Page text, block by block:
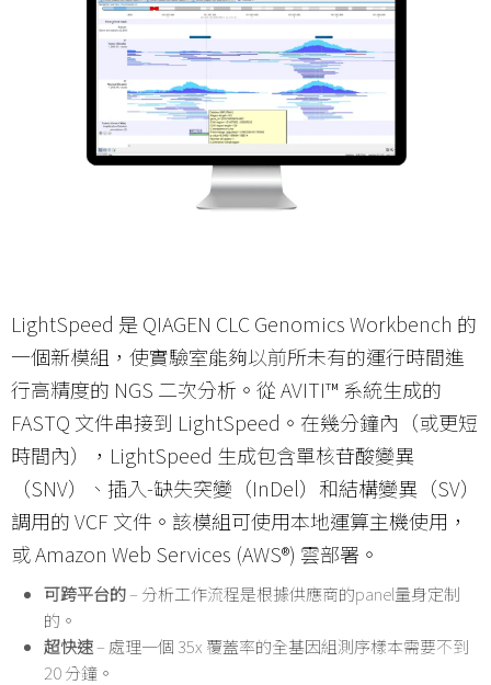
LightSpeed 是 QIAGEN CLC Genomics Workbench 的
一個新模組，使實驗室能夠以前所未有的運行時間進
行高精度的 NGS 二次分析。從 AVITI™ 系統生成的
FASTQ 文件串接到 LightSpeed。在幾分鐘內（或更短
時間內），LightSpeed 生成包含單核苷酸變異
（SNV）、插入-缺失突變（InDel）和結構變異（SV）
調用的 VCF 文件。該模組可使用本地運算主機使用，
或 Amazon Web Services (AWS®) 雲部署。
可跨平台的– 分析工作流程是根據供應商的panel量身定制
的。
超快速– 處理一個 35x 覆蓋率的全基因組測序樣本需要不到
20 分鐘。